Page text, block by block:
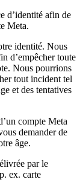
d’identité afin de
Meta.
identité. Nous
d’empêcher toute
Nous pourrions
tout incident tel
et des tentatives
compte Meta
demander de
âge.
par le
ex. carte